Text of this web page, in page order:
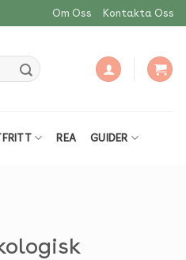
Om Oss Kontakta Oss
REA GUIDER